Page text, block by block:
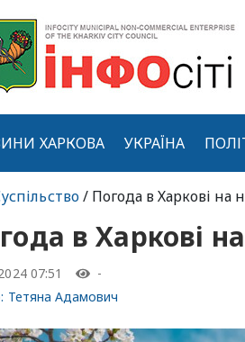
ХАРКОВА УКРАЇНА
/ Погода в Харкові на
в Харкові
07:51
-
Тетяна Адамович